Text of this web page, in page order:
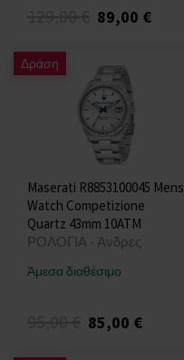
89,00 €
Δράση
Maserati R8853100045 Mens
Watch Competizione
Quartz 43mm 10ATM
ΡΟΛΟΓΙΑ - Άνδρες
Άμεσα διαθέσιμο
85,00 €